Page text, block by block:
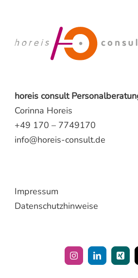
horeis consult
Corinna Horeis
+49 170 – 7749170
info@horeis-consult.de
Impressum
Datenschutzhinweise